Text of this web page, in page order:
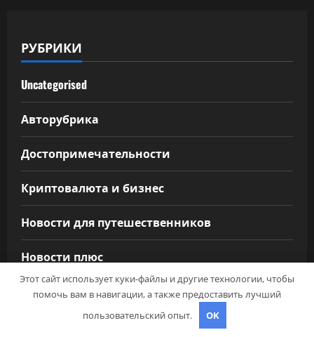
РУБРИКИ
Uncategorised
Авторубрика
Достопримечательности
Криптовалюта и бизнес
Новости для путешественников
Новости плюс
Питаемся в путешествии
Этот сайт использует куки-файлы и другие технологии, чтобы
помочь вам в навигации, а также предоставить лучший
пользовательский опыт.
OK